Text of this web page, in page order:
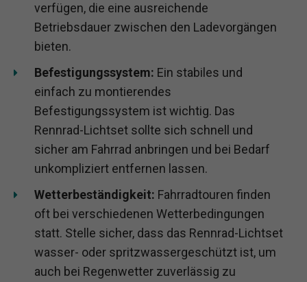
verfügen, die eine ausreichende
Betriebsdauer zwischen den Ladevorgängen
bieten.
Befestigungssystem: Ein stabiles und
einfach zu montierendes
Befestigungssystem ist wichtig. Das
Rennrad-Lichtset sollte sich schnell und
sicher am Fahrrad anbringen und bei Bedarf
unkompliziert entfernen lassen.
Wetterbeständigkeit: Fahrradtouren finden
oft bei verschiedenen Wetterbedingungen
statt. Stelle sicher, dass das Rennrad-Lichtset
wasser- oder spritzwassergeschützt ist, um
auch bei Regenwetter zuverlässig zu